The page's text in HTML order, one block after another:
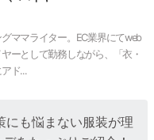
ママライター。EC業界にてweb
ーとして勤務しながら、「衣・
ド...
も悩まない服装が理